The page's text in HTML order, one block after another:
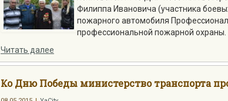
Филиппа Ивановича (участника
пожарного автомобиля
профессиональной пожарной охраны.
Читать далее
Ко Дню Победы министерство транспорта